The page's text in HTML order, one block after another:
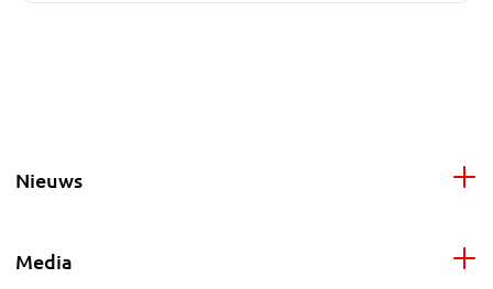
Nieuws
Media